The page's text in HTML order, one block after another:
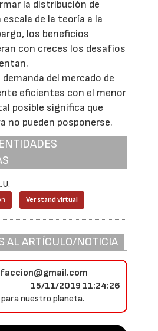
la distribución de
de la teoría a la
los beneficios
con creces los desafíos
demanda del mercado de
eficientes con el menor
posible significa que
no pueden posponerse.
Ver stand virtual
AL ARTÍCULO/NOTICIA
15/11/2019 11:24:26
nuestro planeta.